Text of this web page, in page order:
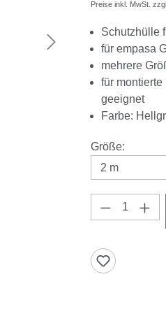
Preise inkl. MwSt. zzgl.
Schutzhülle
für empasa
mehrere
für
geeignet
Farbe:
Größe:
Produkt